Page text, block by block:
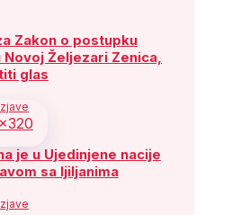
Zakon o postupku
Željezari Zenica,
glas
je u Ujedinjene nacije
sa ljiljanima